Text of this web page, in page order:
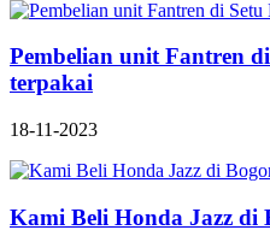
Pembelian unit Fantren
terpakai
18-11-2023
Kami Beli Honda Jazz di